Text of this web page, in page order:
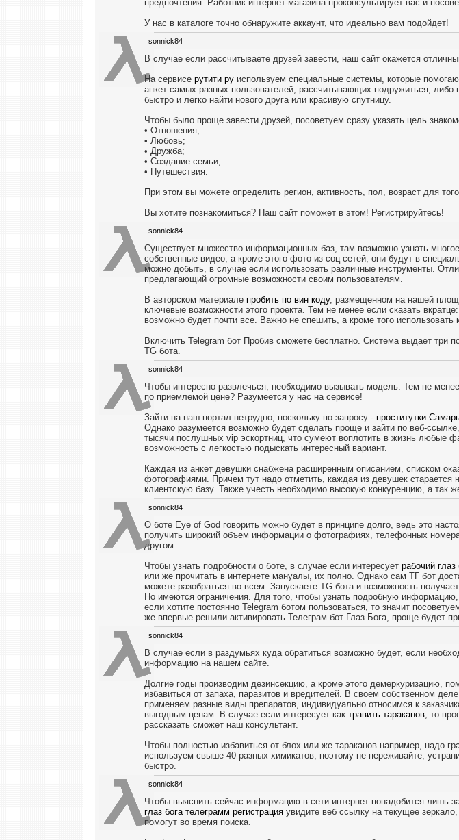
предпочтения. Работник интернет-магазина проконсультирует вас и
У нас в каталоге точно обнаружите аккаунт, что идеально вам подойдет!
sonnick84
В случае если рассчитываете друзей завести, наш сайт окажется
На сервисе рутити ру используем специальные системы, которые
анкет самых разных пользователей, рассчитывающих подружиться, либо
быстро и легко найти нового друга или красивую спутницу.
Чтобы было проще завести друзей, посоветуем сразу указать цель
• Отношения;
• Любовь;
• Дружба;
• Создание семьи;
• Путешествия.
При этом вы можете определить регион, активность, пол, возраст для
Вы хотите познакомиться? Наш сайт поможет в этом! Регистрируйтесь!
sonnick84
Существует множество информационных баз, там возможно узнать
собственные видео, а кроме этого фото из соц сетей, они будут в
можно добыть, в случае если использовать различные инструменты.
предлагающий огромные возможности своим пользователям.
В авторском материале пробить по вин коду, размещенном на нашей
ключевые возможности этого проекта. Тем не менее если сказать
возможно будет почти все. Важно не спешить, а кроме того
Включить Telegram бот Пробив сможете бесплатно. Система выдает три
TG бота.
sonnick84
Чтобы интересно развлечься, необходимо вызывать модель. Тем не
по приемлемой цене? Разумеется у нас на сервисе!
Зайти на наш портал нетрудно, поскольку по запросу - проститутки
Однако разумеется возможно будет сделать проще и зайти по веб-
тысячи послушных vip эскортниц, что сумеют воплотить в жизнь любые
возможность с легкостью подыскать интересный вариант.
Каждая из анкет девушки снабжена расширенным описанием, списком
фотографиями. Причем тут надо отметить, каждая из девушек старается
клиентскую базу. Также учесть необходимо высокую конкуренцию, а так
sonnick84
О боте Eye of God говорить можно будет в принципе долго, ведь это
получить широкий объем информации о фотографиях, телефонных
другом.
Чтобы узнать подробности о боте, в случае если интересует рабочий глаз
или же прочитать в интернете мануалы, их полно. Однако сам ТГ бот
можете разобраться во всем. Запускаете TG бота и возможность
Но имеются ограничения. Для того, чтобы узнать подробную
если хотите постоянно Telegram ботом пользоваться, то значит
же впервые решили активировать Телеграм бот Глаз Бога, проще будет
sonnick84
В случае если в раздумьях куда обратиться возможно будет, если
информацию на нашем сайте.
Долгие годы производим дезинсекцию, а кроме этого демеркуризацию,
избавиться от запаха, паразитов и вредителей. В своем собственном
применяем разные виды препаратов, индивидуально относимся к
выгодным ценам. В случае если интересует как травить тараканов, то
рассказать сможет наш консультант.
Чтобы полностью избавиться от блох или же тараканов например, надо
используем свыше 40 разных химикатов, поэтому не переживайте,
быстро.
sonnick84
Чтобы выяснить сейчас информацию в сети интернет понадобится лишь
глаз бога телеграмм регистрация увидите веб ссылку на текущее
помогут во время поиска.